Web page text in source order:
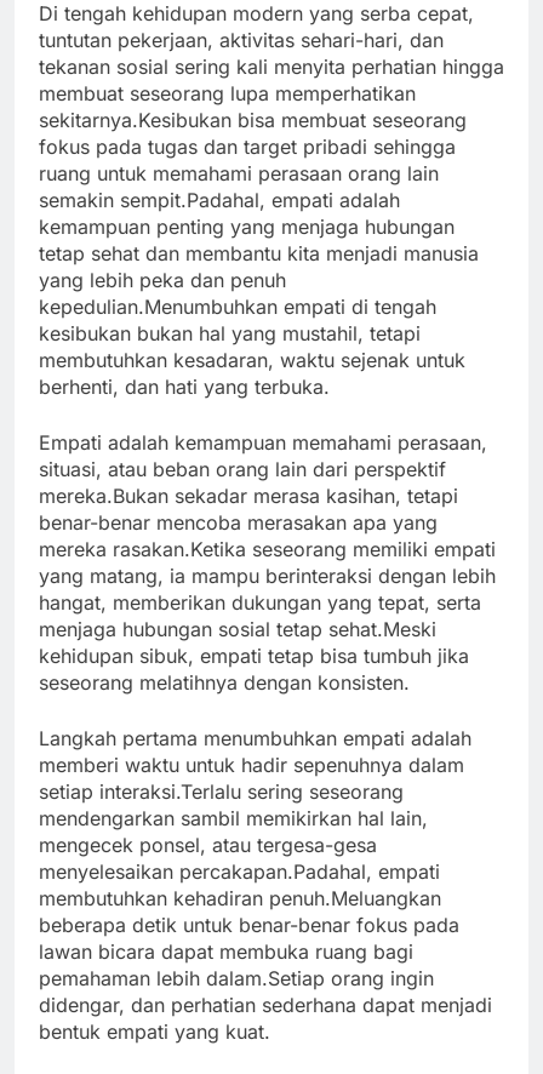
Di tengah kehidupan modern yang serba cepat,
tuntutan pekerjaan, aktivitas sehari-hari, dan
tekanan sosial sering kali menyita perhatian hingga
membuat seseorang lupa memperhatikan
sekitarnya.Kesibukan bisa membuat seseorang
fokus pada tugas dan target pribadi sehingga
ruang untuk memahami perasaan orang lain
semakin sempit.Padahal, empati adalah
kemampuan penting yang menjaga hubungan
tetap sehat dan membantu kita menjadi manusia
yang lebih peka dan penuh
kepedulian.Menumbuhkan empati di tengah
kesibukan bukan hal yang mustahil, tetapi
membutuhkan kesadaran, waktu sejenak untuk
berhenti, dan hati yang terbuka.
Empati adalah kemampuan memahami perasaan,
situasi, atau beban orang lain dari perspektif
mereka.Bukan sekadar merasa kasihan, tetapi
benar-benar mencoba merasakan apa yang
mereka rasakan.Ketika seseorang memiliki empati
yang matang, ia mampu berinteraksi dengan lebih
hangat, memberikan dukungan yang tepat, serta
menjaga hubungan sosial tetap sehat.Meski
kehidupan sibuk, empati tetap bisa tumbuh jika
seseorang melatihnya dengan konsisten.
Langkah pertama menumbuhkan empati adalah
memberi waktu untuk hadir sepenuhnya dalam
setiap interaksi.Terlalu sering seseorang
mendengarkan sambil memikirkan hal lain,
mengecek ponsel, atau tergesa-gesa
menyelesaikan percakapan.Padahal, empati
membutuhkan kehadiran penuh.Meluangkan
beberapa detik untuk benar-benar fokus pada
lawan bicara dapat membuka ruang bagi
pemahaman lebih dalam.Setiap orang ingin
didengar, dan perhatian sederhana dapat menjadi
bentuk empati yang kuat.